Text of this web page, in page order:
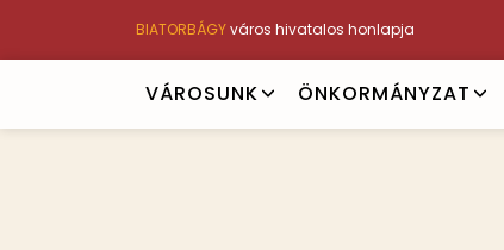
BIATORBÁGYváros hivatalos honlapja
Main
navigation
VÁROSUNK ÖNKORMÁNYZAT